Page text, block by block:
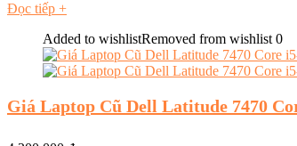
Đọc tiếp +
Added to wishlistRemoved from wishlist 0
Giá Laptop Cũ Dell Latitude 7470